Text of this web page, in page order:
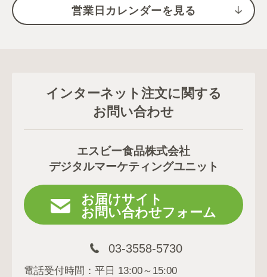
営業日カレンダーを見る
インターネット注文に関する
お問い合わせ
エスビー食品株式会社
デジタルマーケティングユニット
お届けサイト
お問い合わせフォーム
03-3558-5730
電話受付時間：平日 13:00～15:00